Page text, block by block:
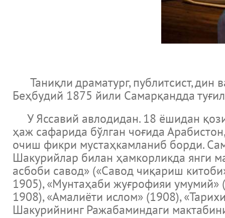
Таниқли драматург, публитсист, дин
Беҳбудий 1875 йили Самарқандда
У Яссавий авлодидан. 18 ёшидан
ҳаж сафарида бўлган чоғида
очиш фикри мустаҳкамланиб борди.
Шакурийлар билан ҳамкорликда янги
асбоби савод» («Савод чиқариш
1905), «Мунтаҳаби жуғрофияи умумий»
1908), «Амалиёти ислом» (1908),
Шакурийнинг Ражабаминдаги